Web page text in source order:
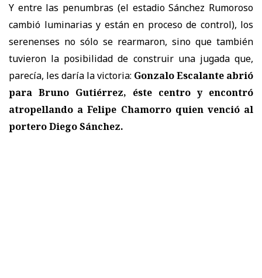
Y entre las penumbras (el estadio Sánchez Rumoroso
cambió luminarias y están en proceso de control), los
serenenses no sólo se rearmaron, sino que también
tuvieron la posibilidad de construir una jugada que,
parecía, les daría la victoria: Gonzalo Escalante abrió
para Bruno Gutiérrez, éste centro y encontró
atropellando a Felipe Chamorro quien venció al
portero Diego Sánchez.